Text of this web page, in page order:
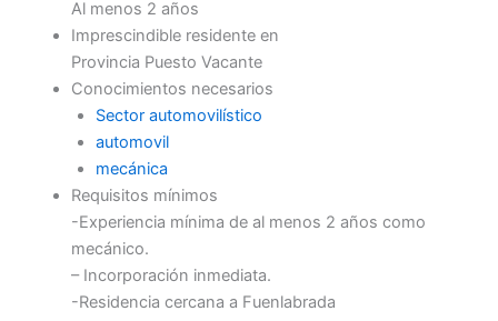
Al menos 2 años
Imprescindible residente en
Provincia Puesto Vacante
Conocimientos necesarios
Sector automovilístico
automovil
mecánica
Requisitos mínimos
-Experiencia mínima de al menos 2 años como
mecánico.
– Incorporación inmediata.
-Residencia cercana a Fuenlabrada